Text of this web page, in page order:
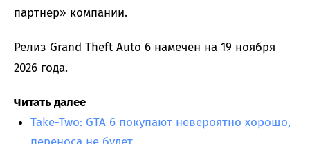
партнер» компании.
Релиз Grand Theft Auto 6 намечен на 19 ноября
2026 года.
Читать далее
Take-Two: GTA 6 покупают невероятно хорошо,